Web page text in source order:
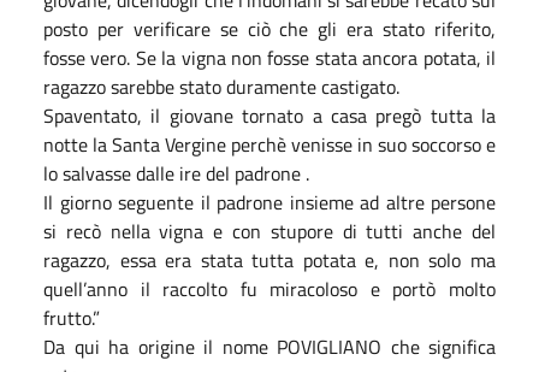
posto per verificare se ciò che gli era stato riferito,
fosse vero. Se la vigna non fosse stata ancora potata, il
ragazzo sarebbe stato duramente castigato.
Spaventato, il giovane tornato a casa pregò tutta la
notte la Santa Vergine perchè venisse in suo soccorso e
lo salvasse dalle ire del padrone .
Il giorno seguente il padrone insieme ad altre persone
si recò nella vigna e con stupore di tutti anche del
ragazzo, essa era stata tutta potata e, non solo ma
quell’anno il raccolto fu miracoloso e portò molto
frutto.”
Da qui ha origine il nome POVIGLIANO che significa